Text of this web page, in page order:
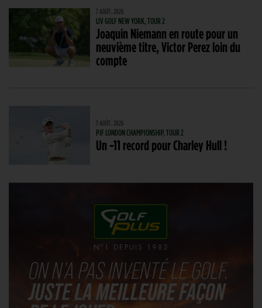
7 AOÛT. 2026
LIV GOLF NEW YORK, TOUR 2
Joaquin Niemann en route pour un
neuvième titre, Victor Perez loin du
compte
7 AOÛT. 2026
PIF LONDON CHAMPIONSHIP, TOUR 2
Un -11 record pour Charley Hull !